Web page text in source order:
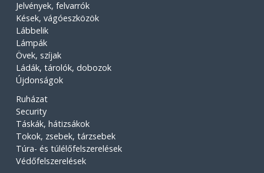
Jelvények, felvarrók
Kések, vágóeszközök
Lábbelik
Lámpák
Övek, szíjak
Ládák, tárolók, dobozok
Újdonságok
Ruházat
Security
Táskák, hátizsákok
Tokok, zsebek, tárzsebek
Túra- és túlélőfelszerelések
Védőfelszerelések